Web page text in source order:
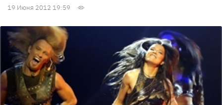
19 Июня 2012 19:59